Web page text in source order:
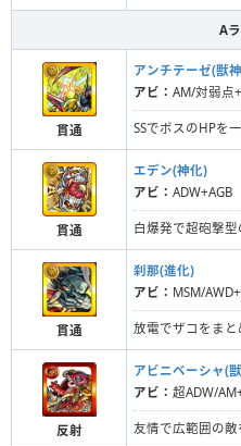
A
貫通
アンチテーゼ(獣
アビ： AM/対弱点
SSでボスのHPを
貫通
エデン(神化)
アビ： ADW+AGB
白爆発で超砲撃型
貫通
刹那(進化)
アビ： MSM/
放電でザコをまと
反射
アビニベーシャ(
アビ： 超ADW/
友情で広範囲の敵